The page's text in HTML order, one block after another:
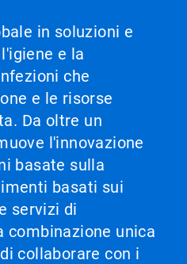
in soluzioni e
e la
che
e le risorse
Da oltre un
l'innovazione
basate sulla
basati sui
servizi di
combinazione unica
collaborare con i